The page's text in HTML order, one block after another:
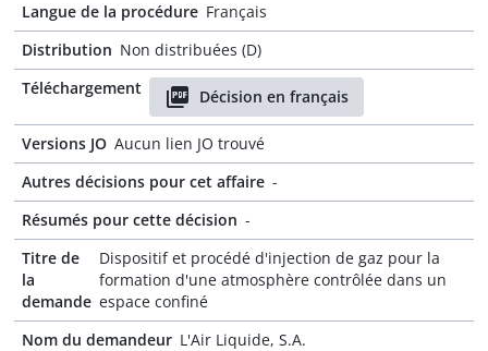
Langue de la procédure Français
Distribution Non distribuées (D)
Téléchargement
Décision en français
Versions JO Aucun lien JO trouvé
Autres décisions pour cet affaire -
Résumés pour cette décision -
Titre de
la
demande
Dispositif et procédé d'injection de gaz pour la
formation d'une atmosphère contrôlée dans un
espace confiné
Nom du demandeur L'Air Liquide, S.A.